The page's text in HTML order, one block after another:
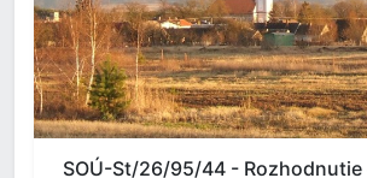
SOÚ-St/26/95/44 - Rozhodnutie